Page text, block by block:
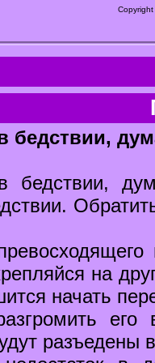
бедствии,
бедствии,
на
начать
его
разъедены